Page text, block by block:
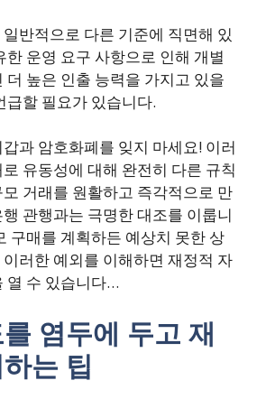
반적으로 다른 기준에 직면해 있
한 운영 요구 사항으로 인해 개별
더 높은 인출 능력을 가지고 있을
급할 필요가 있습니다.
과 암호화폐를 잊지 마세요! 이러
유동성에 대해 완전히 다른 규칙
거래를 원활하고 즉각적으로 만
관행과는 극명한 대조를 이룹니
구매를 계획하든 예상치 못한 상
러한 예외를 이해하면 재정적 자
열 수 있습니다…
염두에 두고 재
는 팁